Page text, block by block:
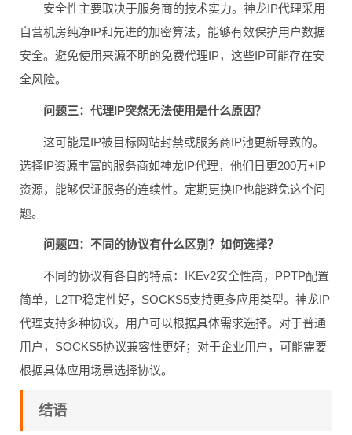
安全性主要取决于服务商的技术实力。神龙IP代理采用
自营机房纯净IP和先进的加密算法，能够有效保护用户数据
安全。避免使用来源不明的免费代理IP，这些IP可能存在安
全风险。
问题三：代理IP突然无法使用是什么原因？
这可能是IP被目标网站封禁或服务商IP池更新导致的。
选择IP资源丰富的服务商如神龙IP代理，他们日更200万+IP
资源，能够保证服务的连续性。定期更换IP也能避免这个问
题。
问题四：不同的协议有什么区别？如何选择？
不同的协议有各自的特点：IKEv2安全性高，PPTP配置
简单，L2TP稳定性好，SOCKS5支持更多应用类型。神龙IP
代理支持多种协议，用户可以根据具体需求选择。对于普通
用户，SOCKS5协议兼容性更好；对于企业用户，可能需要
根据具体应用场景选择协议。
结语